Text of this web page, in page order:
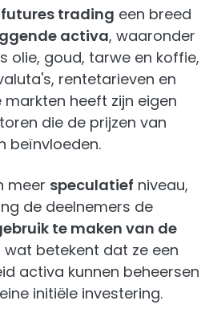
futures trading een breed
activa, waaronder
olie, goud, tarwe en koffie,
rentetarieven en
markten heeft zijn eigen
die de prijzen van
beïnvloeden.
meer speculatief niveau,
de deelnemers de
te maken van de
wat betekent dat ze een
activa kunnen beheersen
initiële investering.